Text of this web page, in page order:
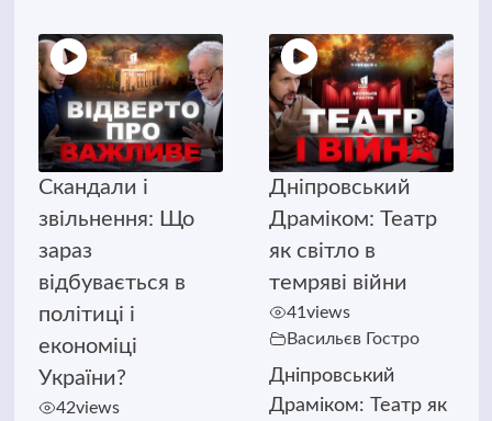
Скандали і
звільнення: Що
зараз
відбувається в
політиці і
економіці
України?
42views
Дніпровський
Драміком: Театр
як світло в
темряві війни
41 views
Васильєв Гостро
Дніпровський
Драміком: Театр як